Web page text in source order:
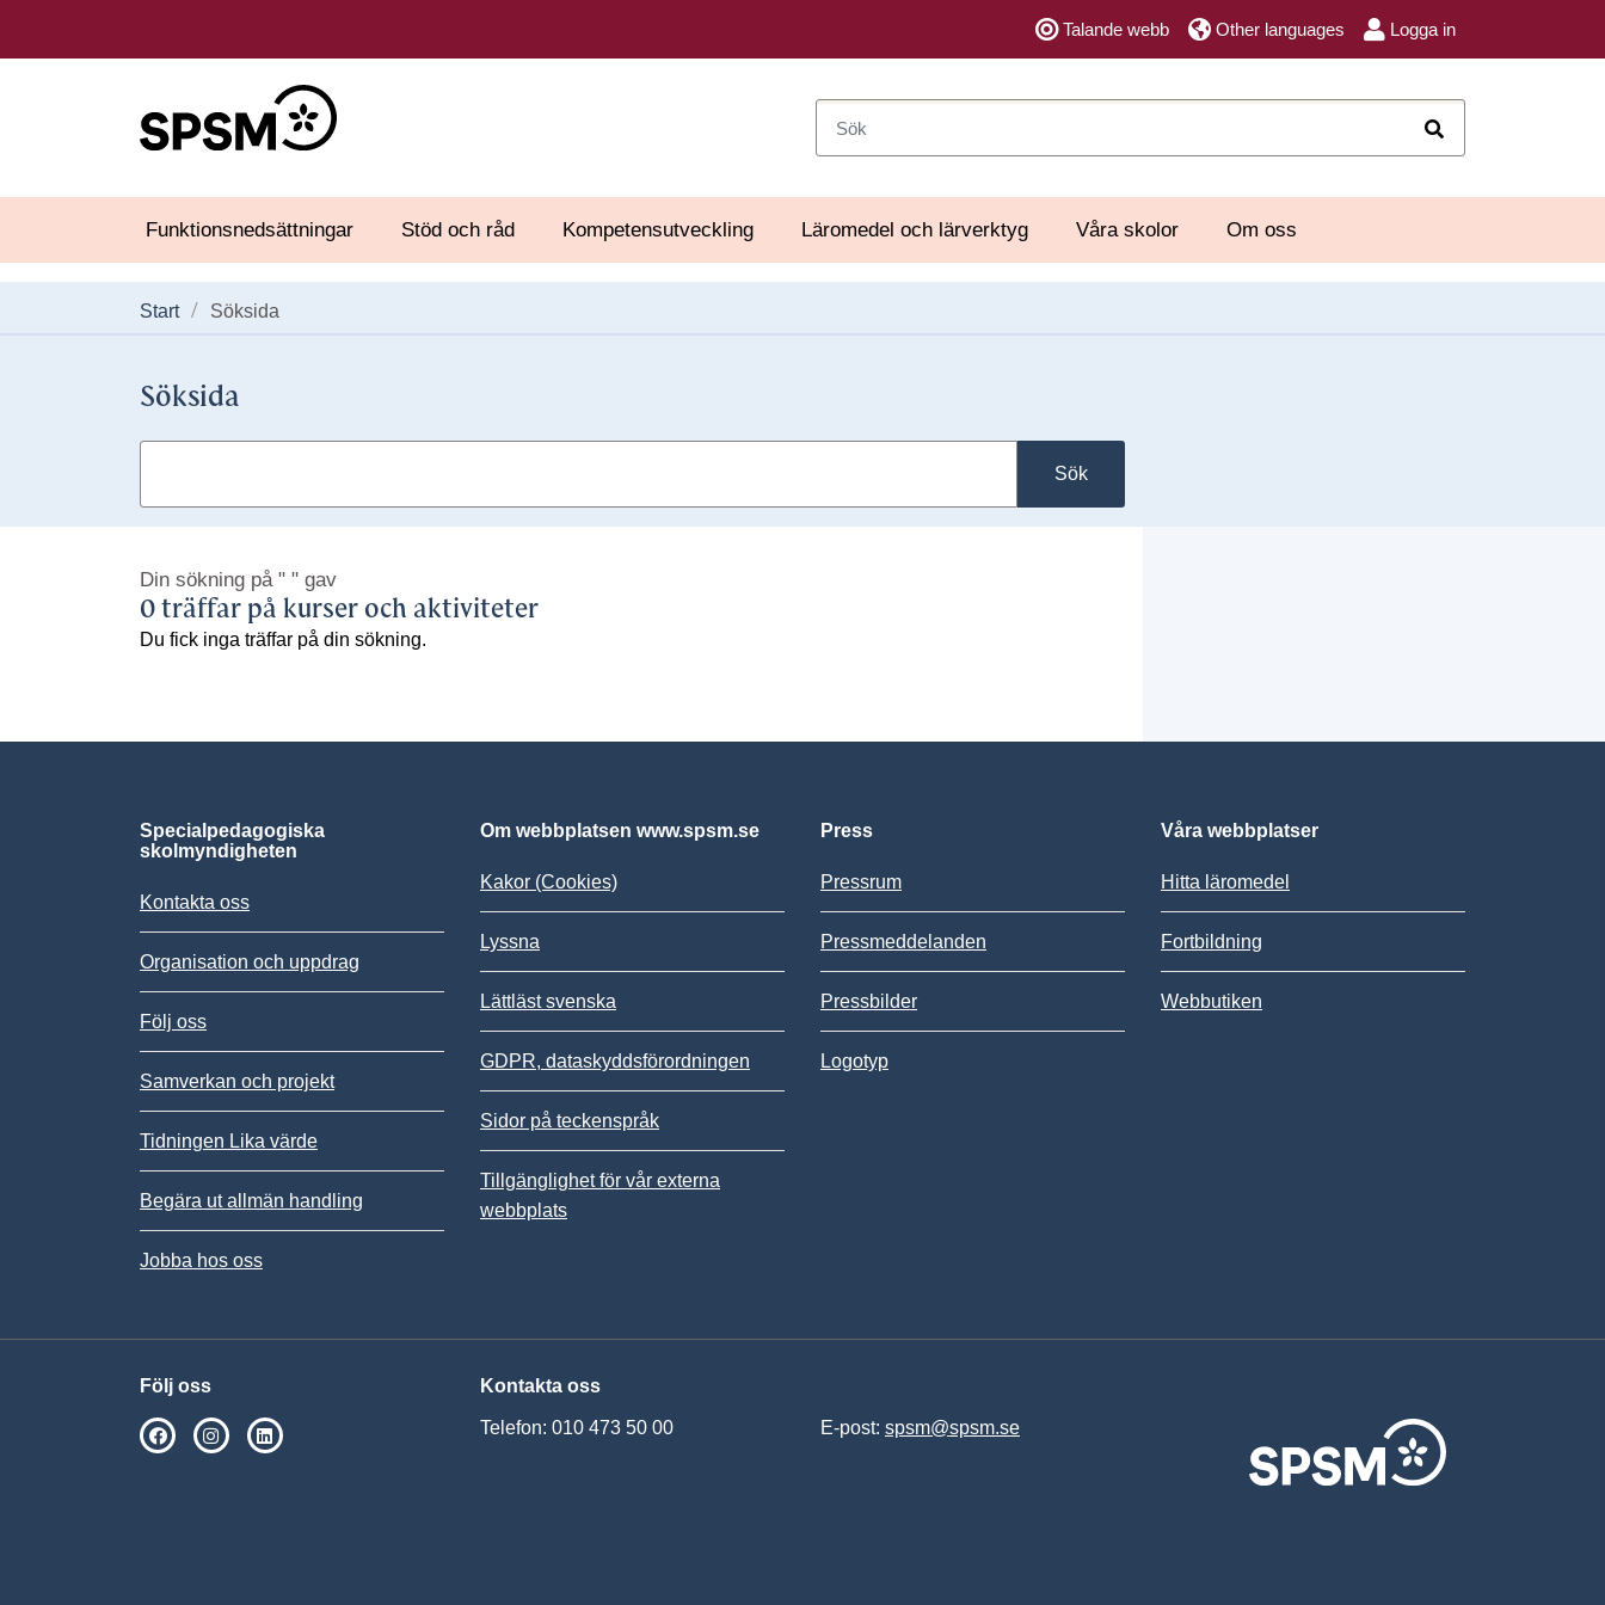
Talande webb Other languages Logga in
Funktionsnedsättningar Stöd och råd Kompetensutveckling Läromedel och lärverktyg Våra skolor Om oss
Start Söksida
Söksida
Sök
Din sökning på " " gav
0 träffar på kurser och aktiviteter
Du fick inga träffar på din sökning.
Specialpedagogiska
skolmyndigheten
Kontakta oss
Organisation och uppdrag
Följ oss
Samverkan och projekt
Tidningen Lika värde
Begära ut allmän handling
Jobba hos oss
Om webbplatsen www.spsm.se
Kakor (Cookies)
Lyssna
Lättläst svenska
GDPR, dataskyddsförordningen
Sidor på teckenspråk
Tillgänglighet för vår externa
webbplats
Press
Pressrum
Pressmeddelanden
Pressbilder
Logotyp
Våra webbplatser
Hitta läromedel
Fortbildning
Webbutiken
Följ oss
SPSM på Facebook
SPSM på Instagram
Kontakta oss
Telefon: 010 473 50 00 E-post: spsm@spsm.se